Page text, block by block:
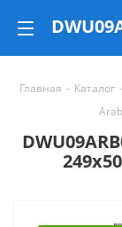
Главная - Каталог -